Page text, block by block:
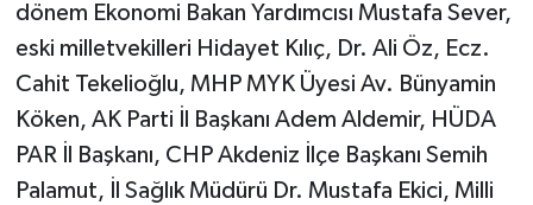
dönem Ekonomi Bakan Yardımcısı Mustafa Sever,
eski milletvekilleri Hidayet Kılıç, Dr. Ali Öz, Ecz.
Cahit Tekelioğlu, MHP MYK Üyesi Av. Bünyamin
Köken, AK Parti İl Başkanı Adem Aldemir, HÜDA
PAR İl Başkanı, CHP Akdeniz İlçe Başkanı Semih
Palamut, İl Sağlık Müdürü Dr. Mustafa Ekici, Milli